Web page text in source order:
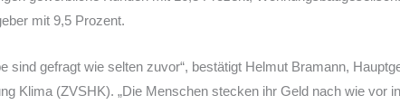
mit 9,5 Prozent.
sind gefragt wie selten zuvor“, bestätigt Helmut Bramann,
Klima (ZVSHK). „Die Menschen stecken ihr Geld nach wie vor